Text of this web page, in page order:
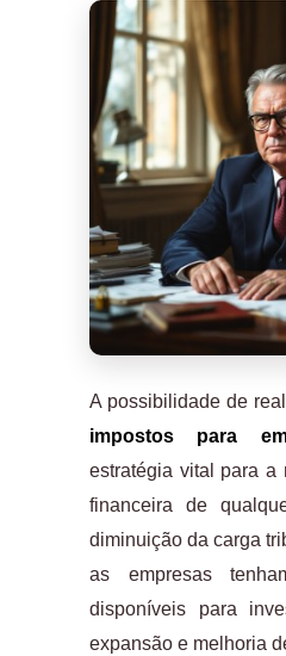
A possibilidade de
impostos para
estratégia vital para a
financeira de
diminuição da carga
as empresas
disponíveis para
expansão e melhoria